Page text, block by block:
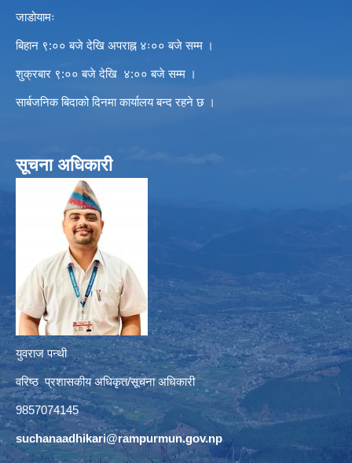
जाडोयामः
बिहान ९:०० बजे देखि अपराह्न ४ः०० बजे सम्म ।
शुक्रबार ९:०० बजे देखि ४:०० बजे सम्म ।
सार्बजनिक बिदाको दिनमा कार्यालय बन्द रहने छ ।
सूचना अधिकारी
युवराज पन्थी
वरिष्ठ प्रशासकीय अधिकृत/सूचना अधिकारी
9857074145
suchanaadhikari@rampurmun.gov.np